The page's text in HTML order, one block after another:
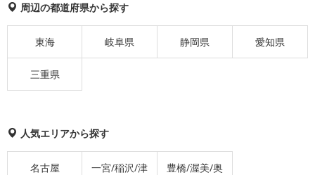
周辺の都道府県から探す
東海 岐阜県 静岡県 愛知県
三重県
人気エリアから探す
名古屋
一宮/稲沢/津
豊橋/渥美/奥